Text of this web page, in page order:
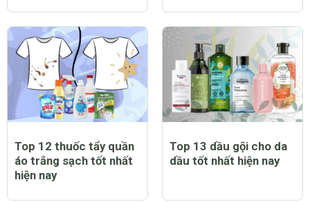
Top 12 thuốc tẩy quần
áo trắng sạch tốt nhất
hiện nay
Top 13 dầu gội cho da
dầu tốt nhất hiện nay